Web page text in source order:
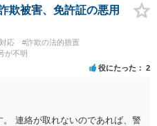
欺被害、免許証の悪用
応
#詐欺の法的措置
が不明
役にたった 2
連絡が取れないのであれば、警